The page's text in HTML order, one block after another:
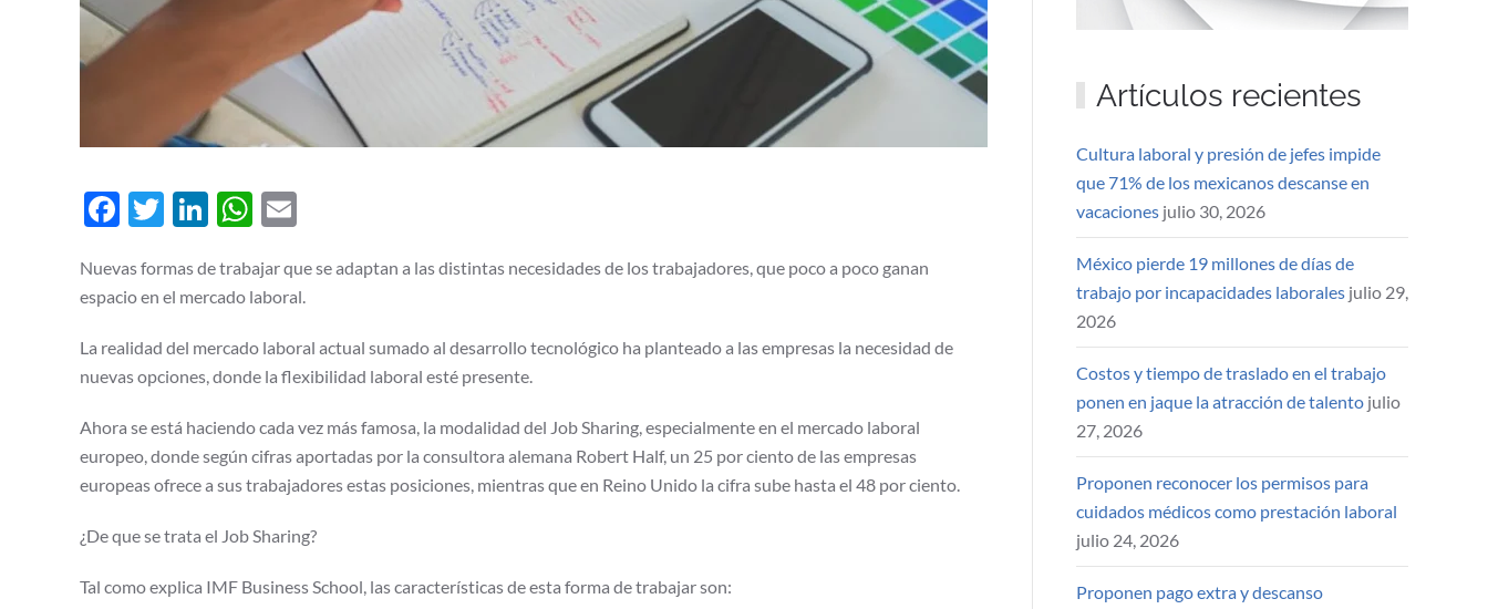
Facebook
Twitter
LinkedIn
WhatsApp
Nuevas formas de trabajar que se adaptan a las distintas necesidades de los trabajadores, que poco a poco ganan
espacio en el mercado laboral.
La realidad del mercado laboral actual sumado al desarrollo tecnológico ha planteado a las empresas la necesidad de
nuevas opciones, donde la flexibilidad laboral esté presente.
Ahora se está haciendo cada vez más famosa, la modalidad del Job Sharing, especialmente en el mercado laboral
europeo, donde según cifras aportadas por la consultora alemana Robert Half, un 25 por ciento de las empresas
europeas ofrece a sus trabajadores estas posiciones, mientras que en Reino Unido la cifra sube hasta el 48 por ciento.
¿De que se trata el Job Sharing?
Tal como explica IMF Business School, las características de esta forma de trabajar son:
Artículos recientes
Cultura laboral y presión de jefes impide
que 71% de los mexicanos descanse en
vacaciones julio 30, 2026
México pierde 19 millones de días de
trabajo por incapacidades laborales julio 29,
2026
Costos y tiempo de traslado en el trabajo
ponen en jaque la atracción de talento julio
27, 2026
Proponen reconocer los permisos para
cuidados médicos como prestación laboral
julio 24, 2026
Proponen pago extra y descanso